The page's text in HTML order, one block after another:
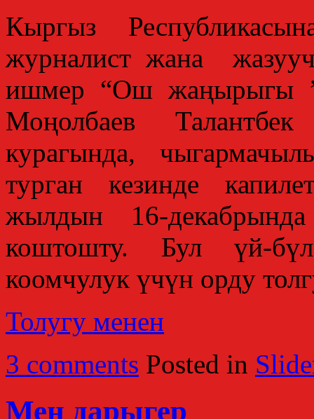
Кыргыз
журналист жана
ишмер “Ош жаңырыгы ”
Моңолбаев
курагында,
турган кезинде
жылдын 16-
коштошту. Бул үй-
коомчулук үчүн орду
Толугу менен
3 comments Posted in
Мен дарыгер